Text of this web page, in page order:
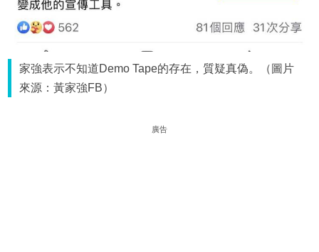
家強表示不知道Demo Tape的存在，質疑真偽。（圖片
來源：黃家強FB）
廣告